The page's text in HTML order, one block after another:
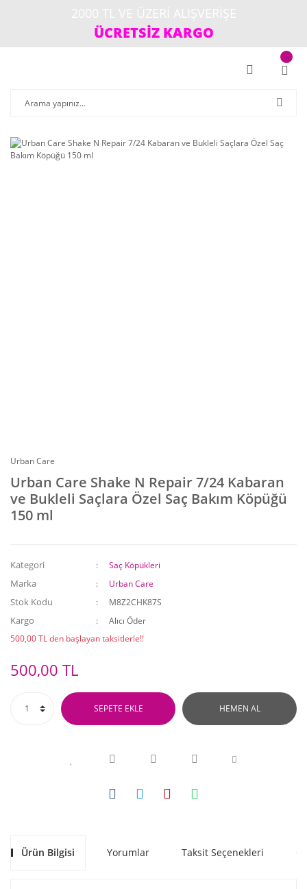
ÜCRETSİZ KARGO
Urban Care
Urban Care Shake N Repair 7/24 Kabaran
ve Bukleli Saçlara Özel Saç Bakım Köpüğü
150 ml
Kategori Saç Köpükleri
Marka Urban Care
Stok Kodu M8Z2CHK87S
Kargo
Alıcı Öder
500,00 TL den başlayan taksitlerle!!
500,00 TL
SEPETE EKLE HEMEN AL
Ürün Bilgisi Yorumlar Taksit Seçenekleri